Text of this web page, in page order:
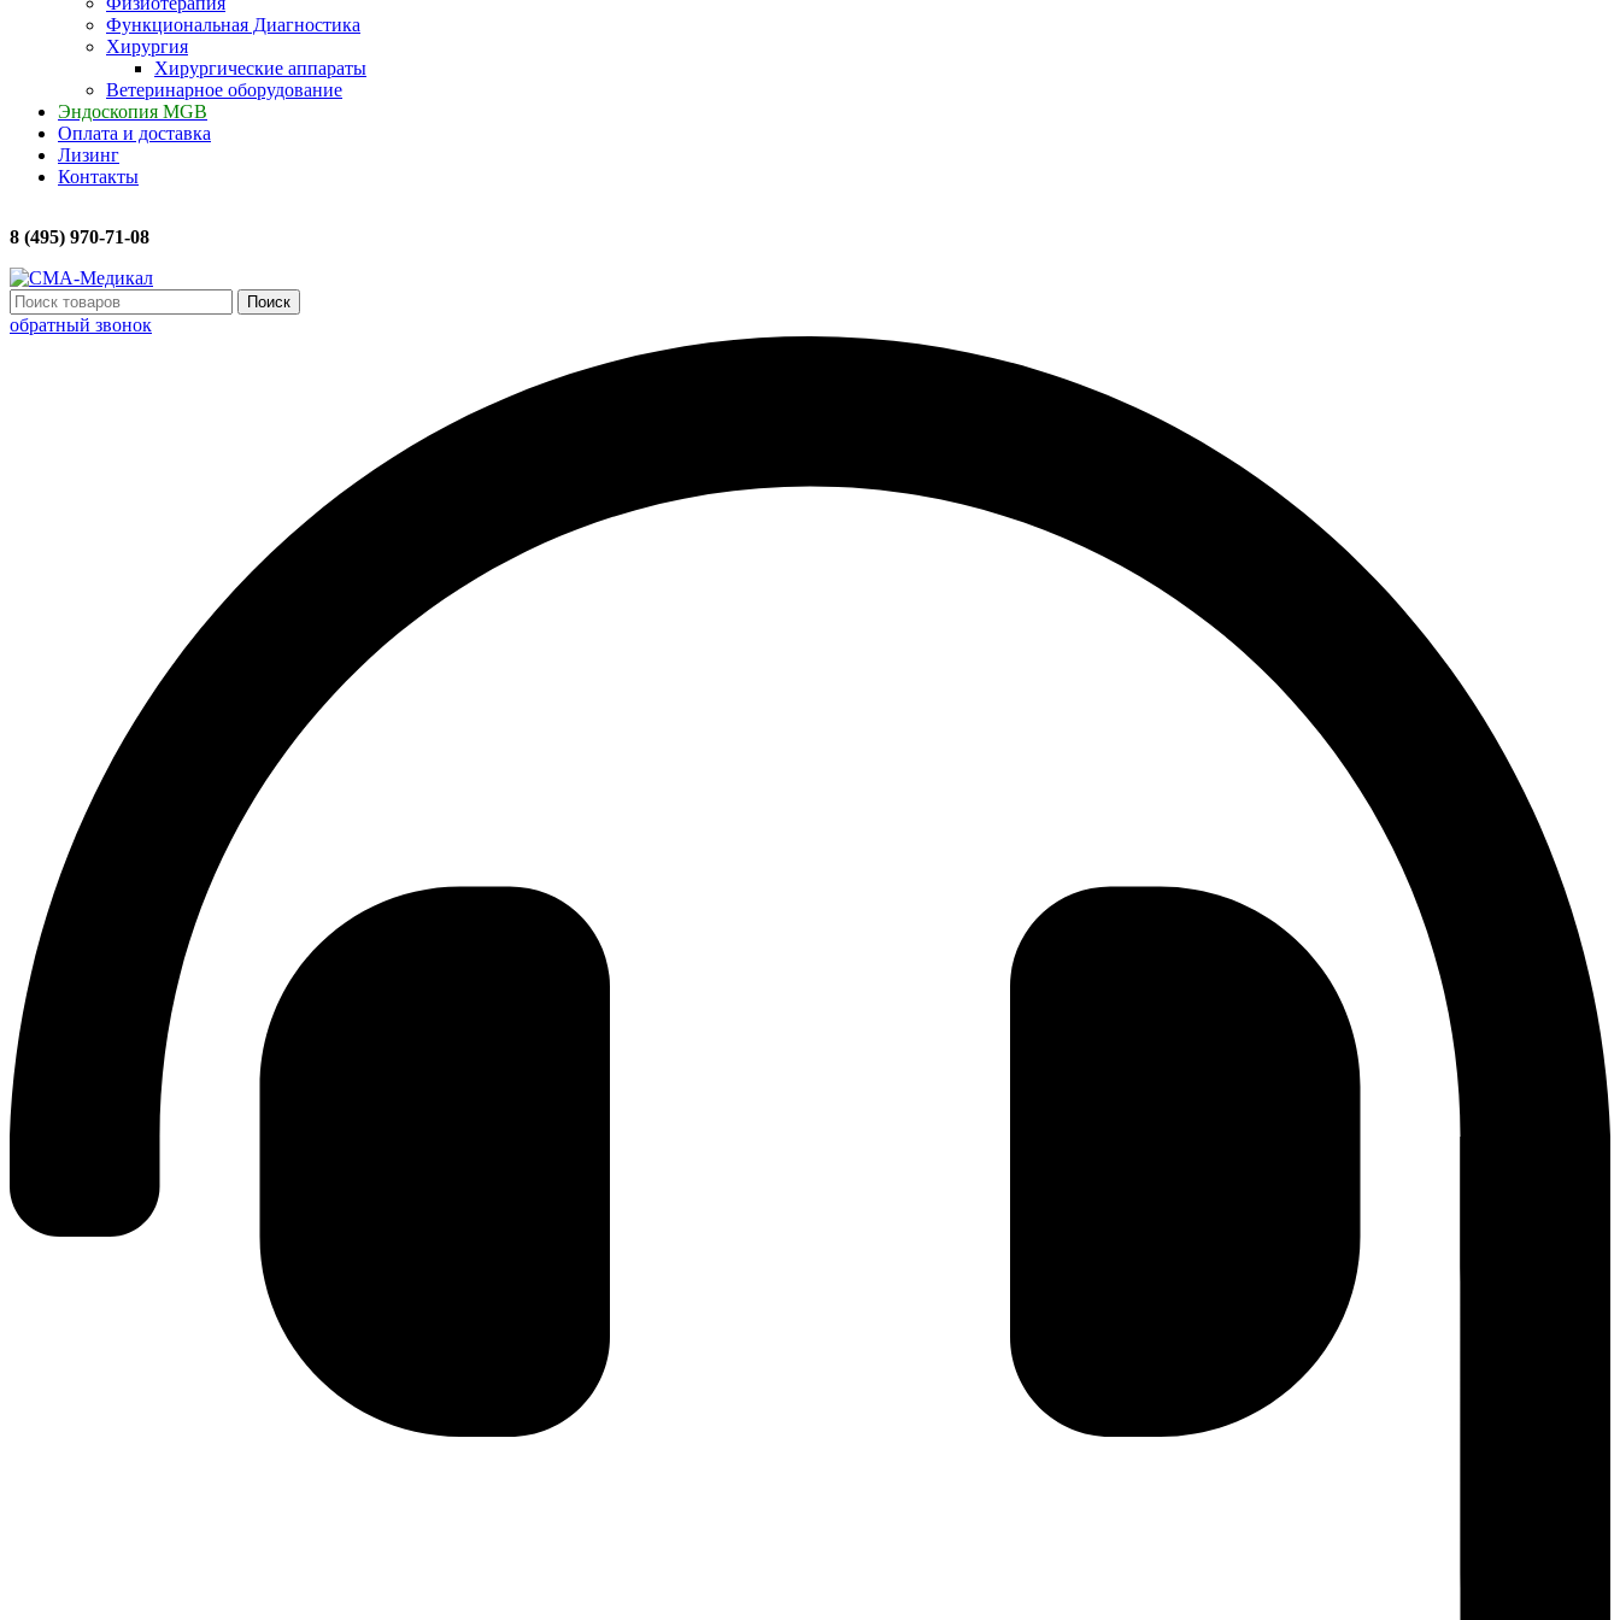
Функциональная Диагностика
Хирургия
Хирургические аппараты
Ветеринарное оборудование
Эндоскопия MGB
Оплата и доставка
Лизинг
Контакты
8 (495) 970-71-08
Поиск
обратный звонок